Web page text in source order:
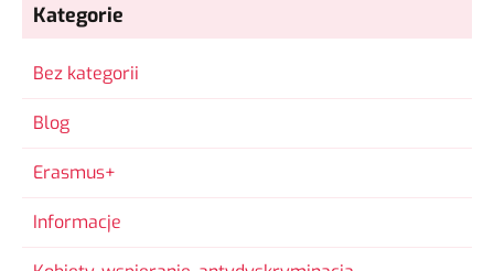
Kategorie
Bez kategorii
Blog
Erasmus+
Informacje